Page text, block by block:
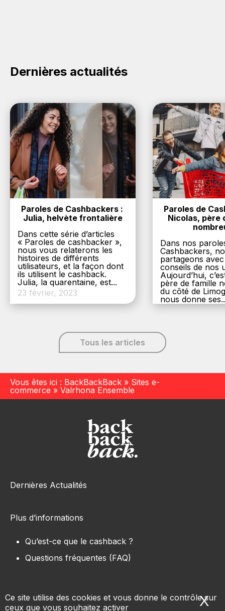
Ce site utilise des cookies et vous donne le contrôle sur
ceux que vous souhaitez activer
X
Dernières actualités
Paroles de Cashbackers :
Julia, helvète frontalière
Dans cette série d’articles
« Paroles de cashbacker »,
nous vous relaterons les
histoires de différents
utilisateurs, et la façon dont
ils utilisent le cashback.
Julia, la quarentaine, est...
23 février, 2023
Paroles de
Nicolas, père
Dans nos
Cashbackers,
partageons
conseils de nos
Aujourd’hui,
père de famille
du côté de
nous donne
Tous les articles
Vous êtes ici : BackBackBack » Sites e-
commerce » Valrhona Ensemble
Dernières Actualités
Plus d’informations
Qu’est-ce que le cashback ?
Questions fréquentes (FAQ)